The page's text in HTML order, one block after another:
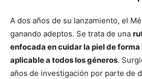
A dos años de su lanzamiento, el
ganando adeptos. Se trata de una
enfocada en cuidar la piel de
aplicable a todos los géneros.
años de investigación por parte de